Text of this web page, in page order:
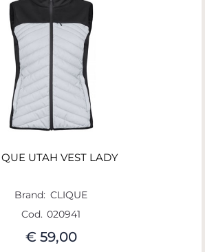
UTAH VEST LADY
Brand: CLIQUE
Cod. 020941
€ 59,00